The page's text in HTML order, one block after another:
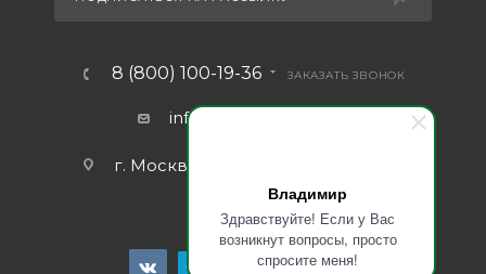
Владимир
Здравствуйте! Если у Вас
возникнут вопросы, просто
спросите меня!
8 (800) 100-19-36 ЗАКАЗАТЬ ЗВОНОК
info@sports-well.com
г. Москва, ул. Промышленная д.11